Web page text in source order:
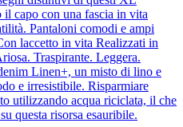
capo con una fascia in vita
Pantaloni comodi e ampi
laccetto in vita Realizzati in
Traspirante. Leggera.
Linen+, un misto di lino e
e irresistibile. Risparmiare
utilizzando acqua riciclata, il che
questa risorsa esauribile.